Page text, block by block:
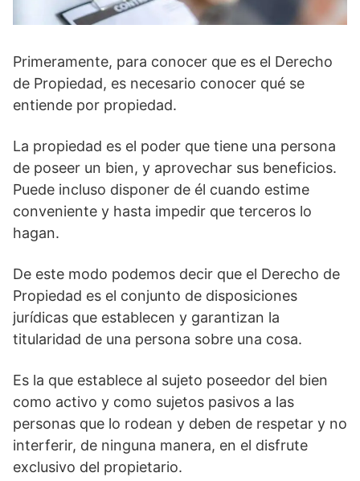
Primeramente, para conocer que es el Derecho
de Propiedad, es necesario conocer qué se
entiende por propiedad.
La propiedad es el poder que tiene una persona
de poseer un bien, y aprovechar sus beneficios.
Puede incluso disponer de él cuando estime
conveniente y hasta impedir que terceros lo
hagan.
De este modo podemos decir que el Derecho de
Propiedad es el conjunto de disposiciones
jurídicas que establecen y garantizan la
titularidad de una persona sobre una cosa.
Es la que establece al sujeto poseedor del bien
como activo y como sujetos pasivos a las
personas que lo rodean y deben de respetar y no
interferir, de ninguna manera, en el disfrute
exclusivo del propietario.